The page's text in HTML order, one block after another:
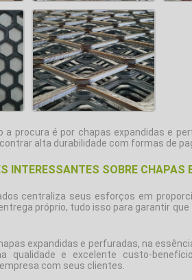
a procura é por chapas expandidas e
alta durabilidade com formas de
INTERESSANTES SOBRE CHAPAS
centraliza seus esforços em
próprio, tudo isso para garantir que
expandidas e perfuradas, na
qualidade e excelente custo-
com seus clientes.